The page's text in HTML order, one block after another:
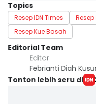
Topics
Resep IDN Times Resep
Resep Kue Basah
Editorial Team
Editor
Febrianti Diah
Tonton lebih seru di